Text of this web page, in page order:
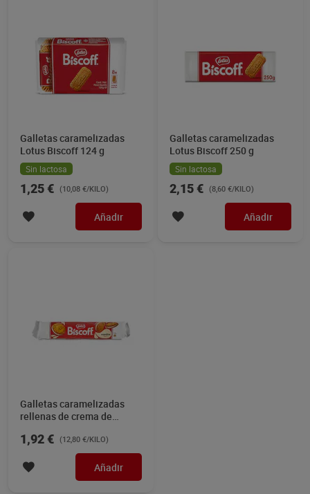
Galletas caramelizadas
Lotus Biscoff 124 g
Sin lactosa
1,25 € (10,08 €/KILO)
Añadir
Galletas caramelizadas
Lotus Biscoff 250 g
Sin lactosa
2,15 € (8,60 €/KILO)
Añadir
Galletas caramelizadas
rellenas de crema de
1,92 € (12,80 €/KILO)
Añadir